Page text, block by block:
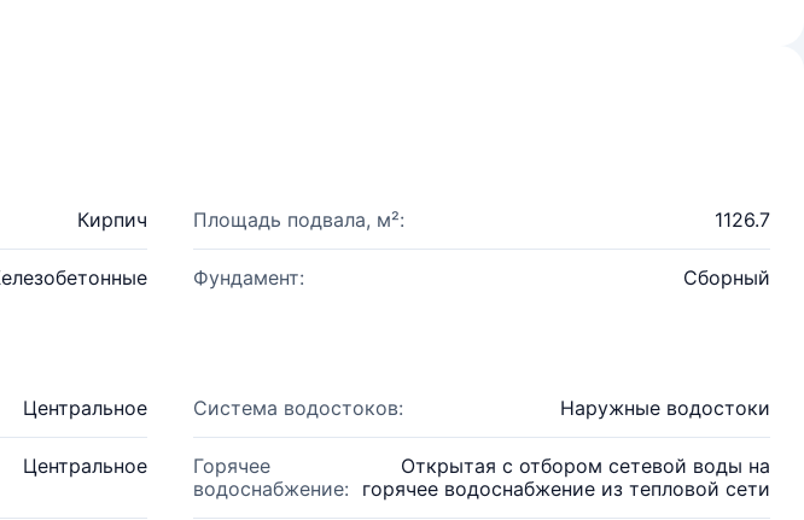
Кирпич Площадь подвала, м²: 1126.7
Фундамент: Сборный
Центральное Система водостоков: Наружные водостоки
Центральное
Горячее
водоснабжение:
Открытая с отбором сетевой воды на
горячее водоснабжение из тепловой сети